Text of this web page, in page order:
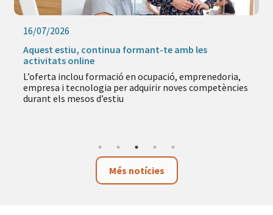
16/07/2026
Aquest estiu, continua formant-te amb les
activitats online
L’oferta inclou formació en ocupació, emprenedoria,
empresa i tecnologia per adquirir noves competències
durant els mesos d’estiu
Més notícies